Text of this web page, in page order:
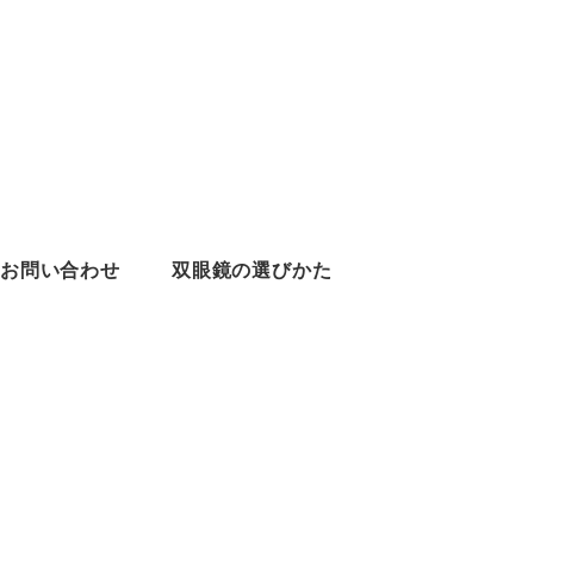
お問い合わせ 双眼鏡の選びかた